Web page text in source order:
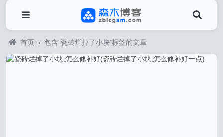
首页 › 包含"瓷砖烂掉了小块"标签的文章